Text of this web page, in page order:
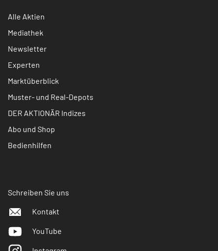
Alle Aktien
Mediathek
Newsletter
Experten
Marktüberblick
Muster- und Real-Depots
DER AKTIONÄR Indizes
Abo und Shop
Bedienhilfen
Schreiben Sie uns
Kontakt
YouTube